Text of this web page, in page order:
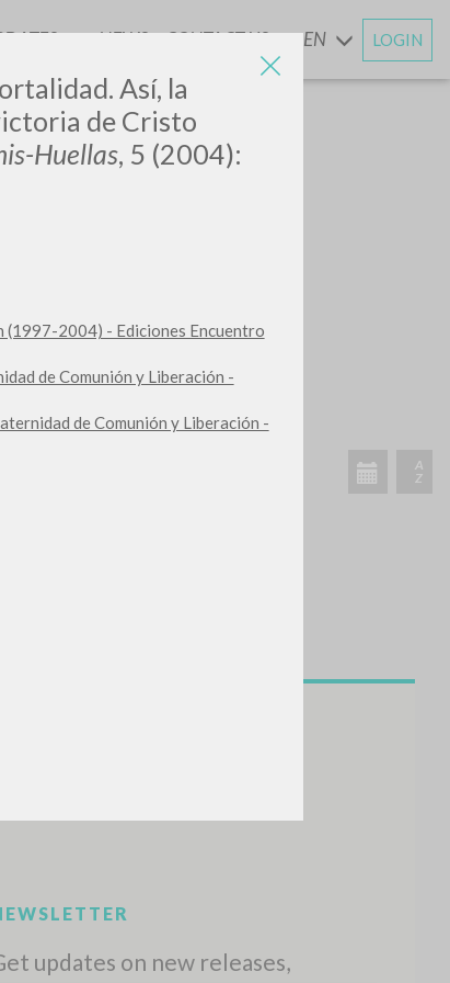
Así, la
de Cristo
Huellas, 5 (2004):
(1997-2004) - Ediciones Encuentro
de Comunión y Liberación -
de Comunión y Liberación -
ANDNEWS CONTACT US EN LOGIN